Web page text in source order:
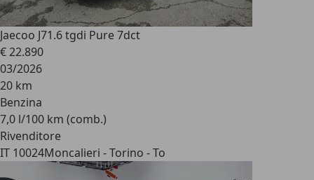
Jaecoo J71.6 tgdi Pure 7dct
€ 22.890
03/2026
20 km
Benzina
7,0 l/100 km (comb.)
Rivenditore
IT 10024Moncalieri - Torino - To